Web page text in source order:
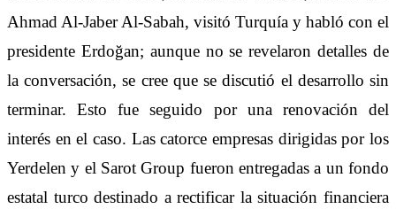
Ahmad Al-Jaber Al-Sabah, visitó Turquía y habló con el
presidente Erdoğan; aunque no se revelaron detalles de
la conversación, se cree que se discutió el desarrollo sin
terminar. Esto fue seguido por una renovación del
interés en el caso. Las catorce empresas dirigidas por los
Yerdelen y el Sarot Group fueron entregadas a un fondo
estatal turco destinado a rectificar la situación financiera